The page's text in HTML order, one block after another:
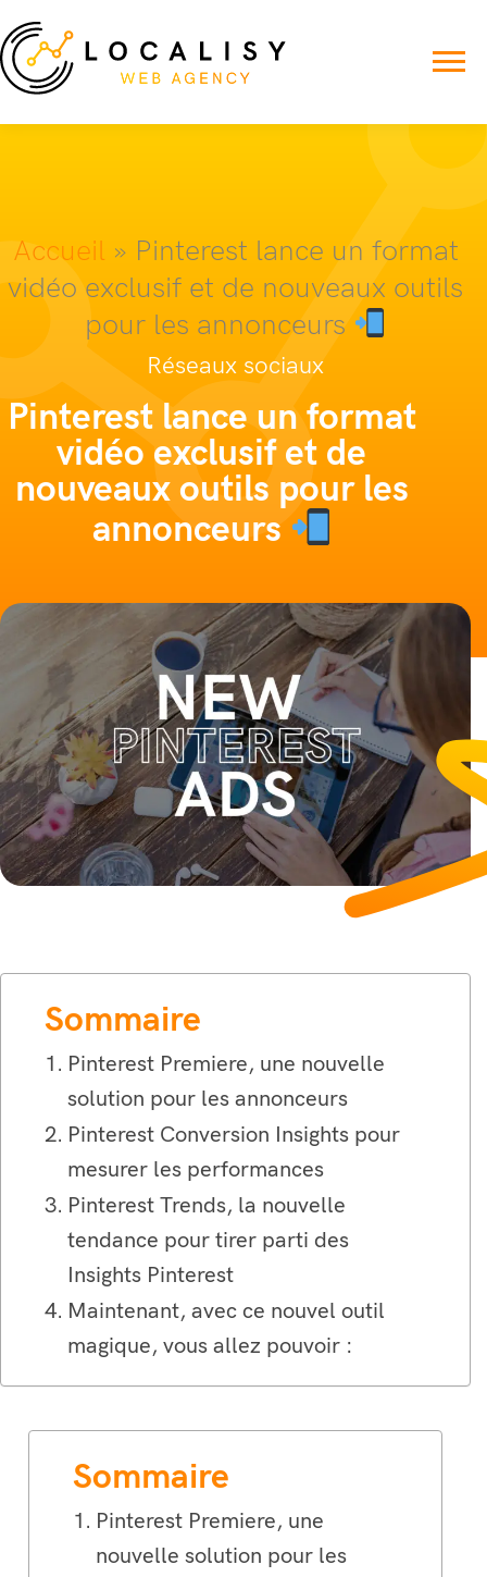
Accueil » Pinterest lance un format
vidéo exclusif et de nouveaux outils
pour les annonceurs
Réseaux sociaux
Pinterest lance un format
vidéo exclusif et de
nouveaux outils pour les
annonceurs
Sommaire
Pinterest Premiere, une nouvelle
solution pour les annonceurs
Pinterest Conversion Insights pour
mesurer les performances
Pinterest Trends, la nouvelle
tendance pour tirer parti des
Insights Pinterest
Maintenant, avec ce nouvel outil
magique, vous allez pouvoir :
Sommaire
Pinterest Premiere, une
nouvelle solution pour les